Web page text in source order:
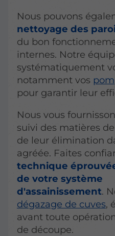
Nous pouvons
nettoyage des
du bon
internes. Notre
systématiquement
notamment vos
pour garantir leur
Nous vous
suivi des matières
de leur élimination
agréée. Faites
technique
de votre système
d'assainissement.
dégazage de cuves,
avant toute
de découpe.